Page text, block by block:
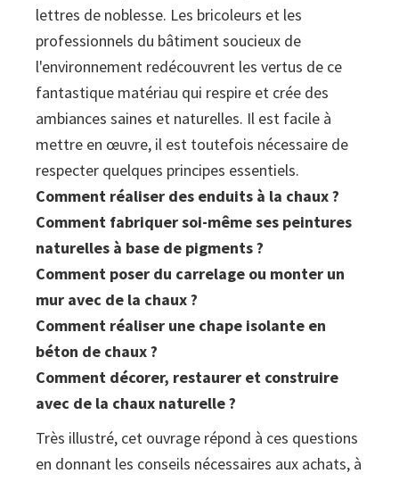
lettres de noblesse. Les bricoleurs et les
professionnels du bâtiment soucieux de
l'environnement redécouvrent les vertus de ce
fantastique matériau qui respire et crée des
ambiances saines et naturelles. Il est facile à
mettre en œuvre, il est toutefois nécessaire de
respecter quelques principes essentiels.
Comment réaliser des enduits à la chaux ?
Comment fabriquer soi-même ses peintures
naturelles à base de pigments ?
Comment poser du carrelage ou monter un
mur avec de la chaux ?
Comment réaliser une chape isolante en
béton de chaux ?
Comment décorer, restaurer et construire
avec de la chaux naturelle ?
Très illustré, cet ouvrage répond à ces questions
en donnant les conseils nécessaires aux achats, à